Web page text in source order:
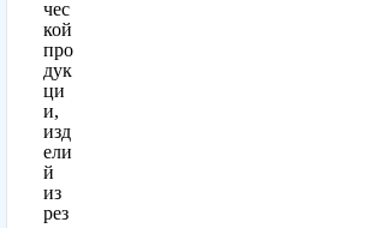
чес
кой
про
дук
ци
и,
изд
ели
й
из
рез